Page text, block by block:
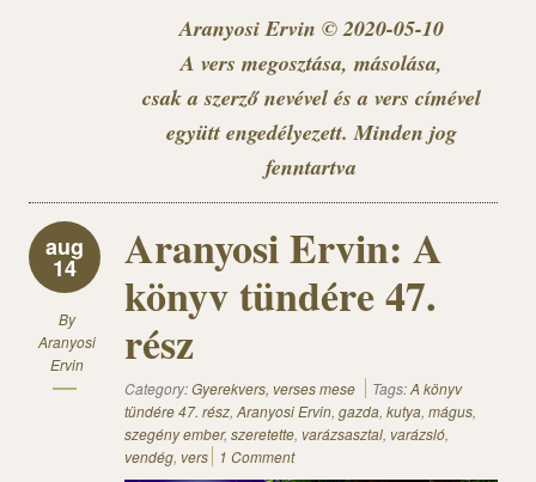
Aranyosi Ervin © 2020-05-10
A vers megosztása, másolása,
csak a szerző nevével és a vers címével
együtt engedélyezett. Minden jog
fenntartva
aug
14
By
Aranyosi
Ervin
Aranyosi Ervin: A
könyv tündére 47.
rész
Category:Gyerekvers, verses mese Tags:A könyv
tündére 47. rész,Aranyosi Ervin, gazda, kutya, mágus,
szegény ember, szeretette, varázsasztal, varázsló,
vendég, vers 1 Comment